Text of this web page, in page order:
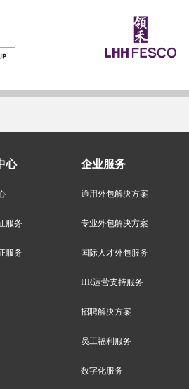
心
服务
服务
企业服务
通用外包解决方案
专业外包解决方案
国际人才外包服务
HR运营支持服务
招聘解决方案
员工福利服务
数字化服务